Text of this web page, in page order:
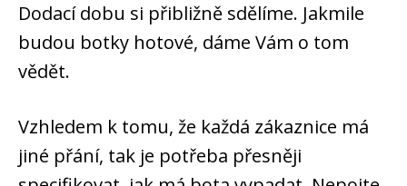
Dodací dobu si přibližně sdělíme. Jakmile
budou botky hotové, dáme Vám o tom
vědět.
Vzhledem k tomu, že každá zákaznice má
jiné přání, tak je potřeba přesněji